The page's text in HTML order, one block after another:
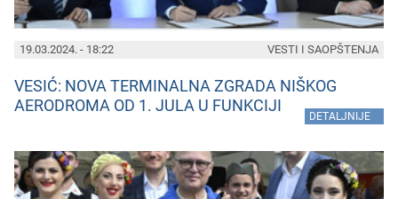
19.03.2024. - 18:22
VESIĆ: NOVA TERMINALNA ZGRADA NIŠKOG
AERODROMA OD 1. JULA U FUNKCIJI
DETALJNIJE
VESTI I SAOPŠTENJA